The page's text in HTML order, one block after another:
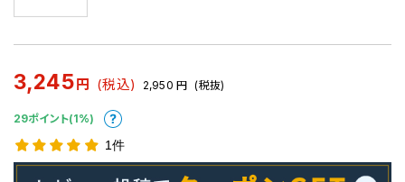
3,245 円 (税込) 2,950 円 (税抜)
29ポイント(1%)
1件